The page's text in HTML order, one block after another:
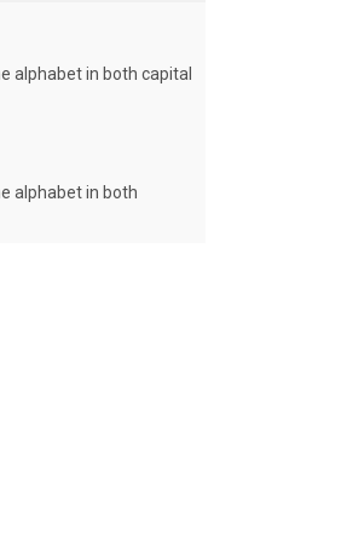
alphabet in both capital
alphabet in both